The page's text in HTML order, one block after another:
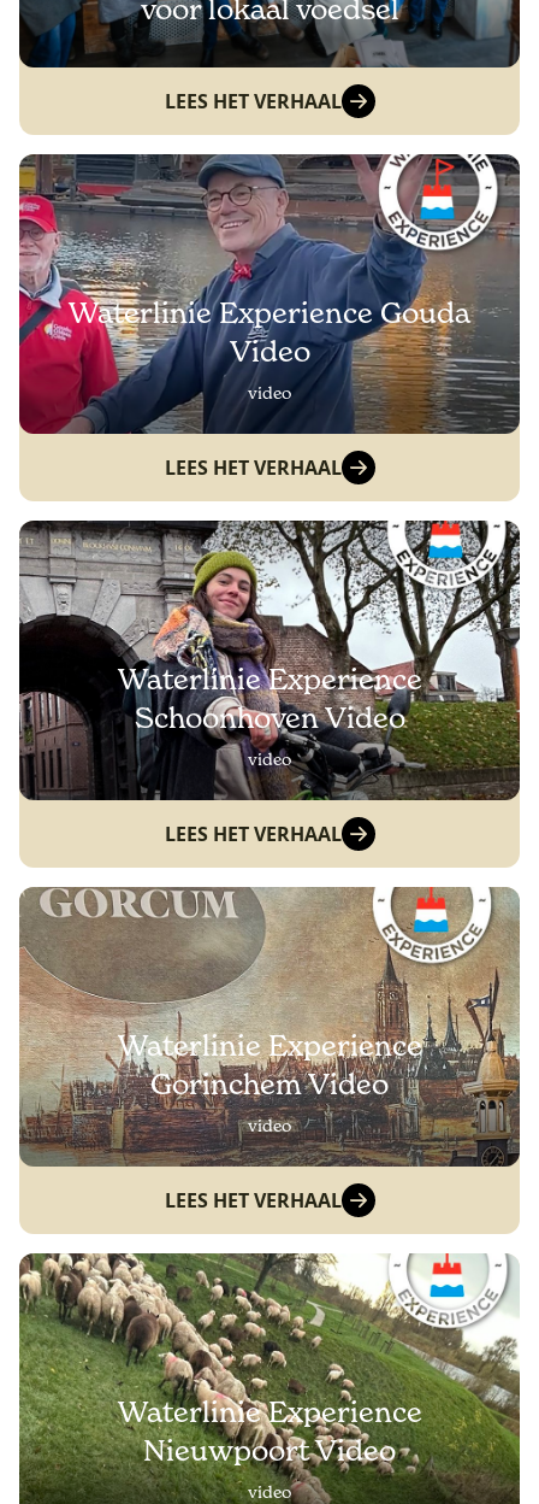
voor lokaal voedsel
LEES HET VERHAAL
Waterlinie Experience Gouda
Video
video
LEES HET VERHAAL
Waterlinie Experience
Schoonhoven Video
video
LEES HET VERHAAL
Waterlinie Experience
Gorinchem Video
video
LEES HET VERHAAL
Waterlinie Experience
Nieuwpoort Video
video